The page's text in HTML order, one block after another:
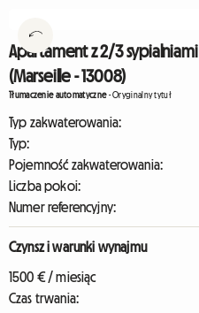
Apartament z 2/3
(Marseille - 13008)
Tłumaczenie automatyczne-Oryginalny tytuł
Typ zakwaterowania:
Typ:
Pojemność zakwaterowania:
Liczba pokoi:
Numer referencyjny:
Czynsz i warunki wynajmu
1500 € / miesiąc
Czas trwania: